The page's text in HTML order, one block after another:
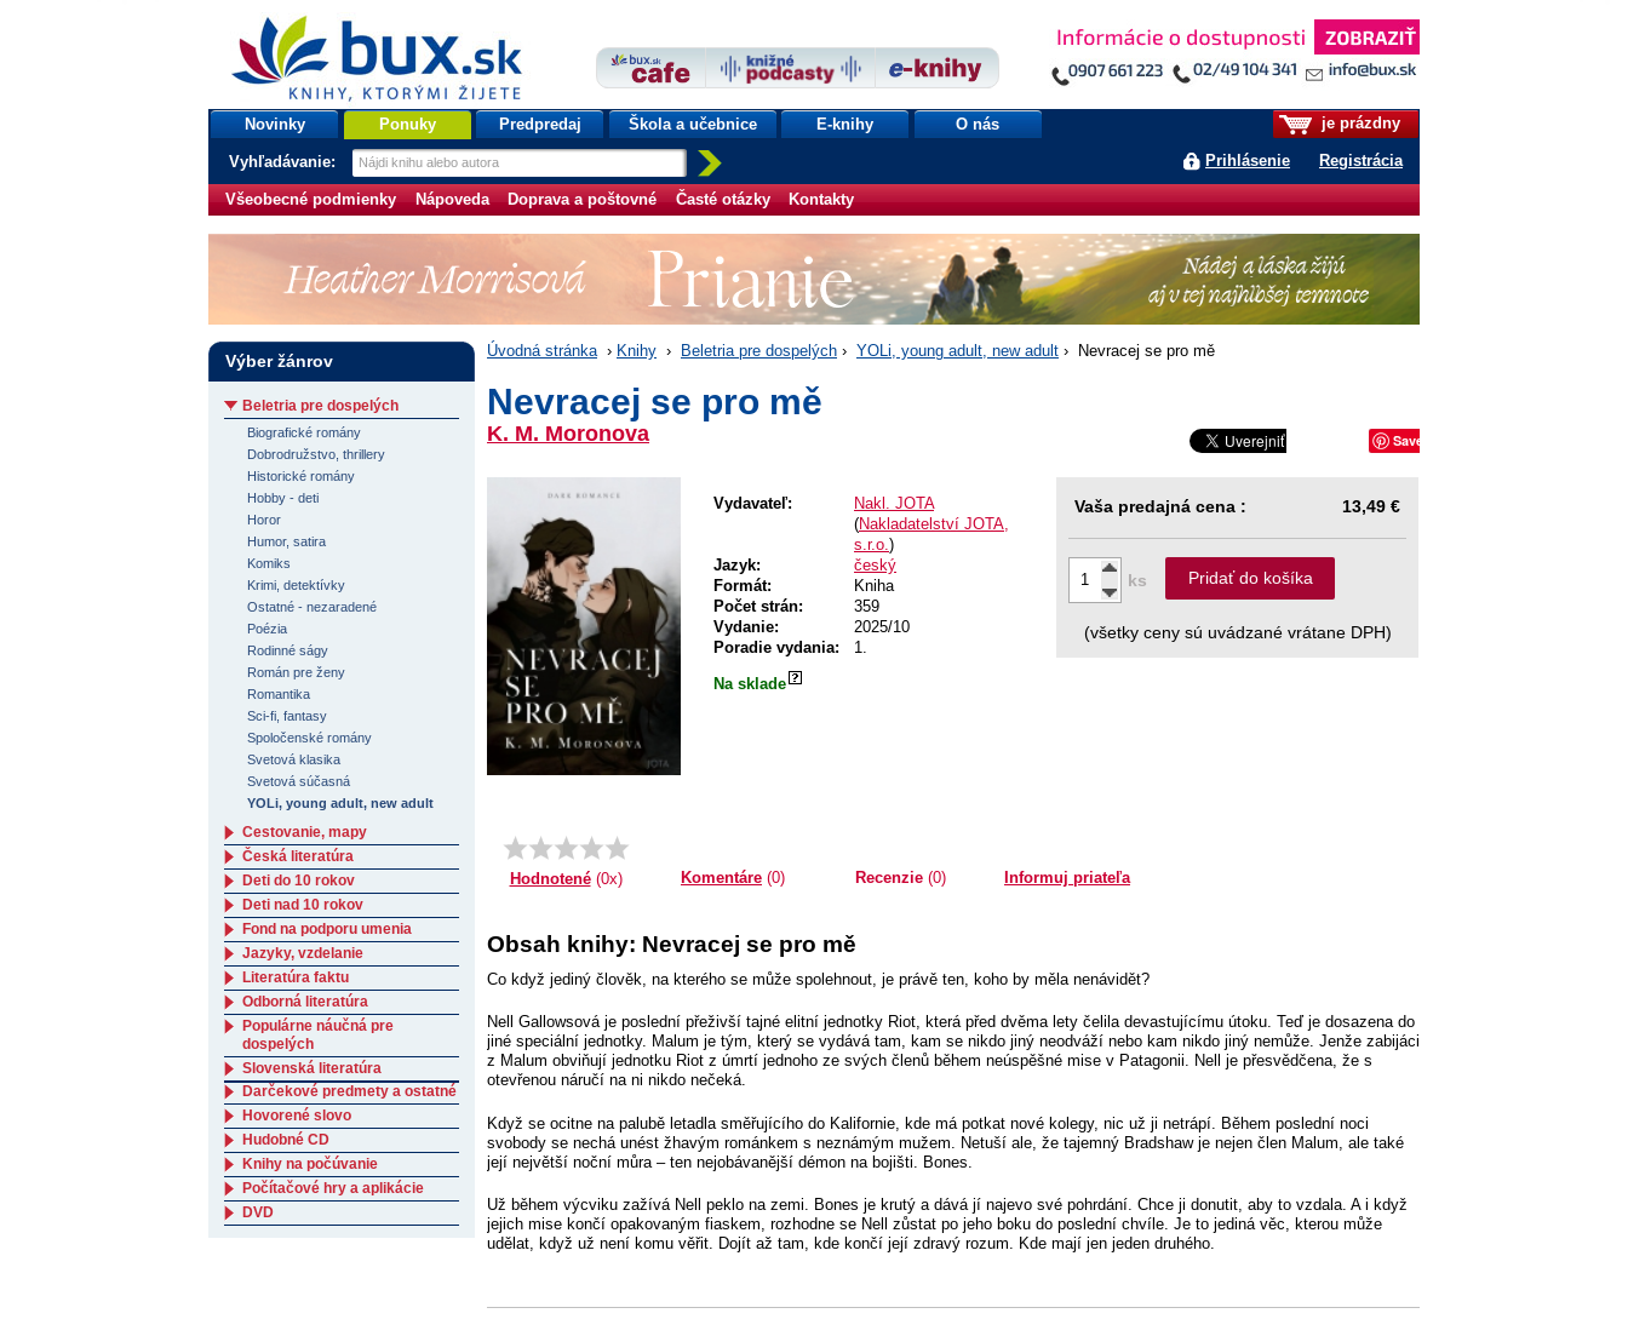
bux.sk
knihy, ktorými žijete
Úvodná stránka
je prázdny
Prihlásenie Registrácia
Novinky Ponuky Predpredaj Škola a učebnice E-knihy O nás
Vyhľadávanie:
Všeobecné podmienky Nápoveda Doprava a poštovné Časté otázky Kontakty
Úvodná stránka › Knihy › Beletria pre dospelých › YOLi, young adult, new adult › Nevracej se pro mě
Nevracej se pro mě
K. M. Moronova Save
Vydavateľ:
Nakl. JOTA
(Nakladatelství JOTA,
s.r.o.)
Jazyk:
český
Formát:
Kniha
Počet strán:
359
Vydanie:
2025/10
Poradie vydania:
1.
Na sklade
Vaša predajná cena : 13,49 €
ks Pridať do košíka
(všetky ceny sú uvádzané vrátane DPH)
Hodnotené(0x) Komentáre (0) Recenzie(0) Informuj priateľa
Obsah knihy: Nevracej se pro mě
Co když jediný člověk, na kterého se může spolehnout, je právě ten, koho by měla nenávidět?
Nell Gallowsová je poslední přeživší tajné elitní jednotky Riot, která před dvěma lety čelila devastujícímu útoku. Teď je dosazena do
jiné speciální jednotky. Malum je tým, který se vydává tam, kam se nikdo jiný neodváží nebo kam nikdo jiný nemůže. Jenže zabijáci
z Malum obviňují jednotku Riot z úmrtí jednoho ze svých členů během neúspěšné mise v Patagonii. Nell je přesvědčena, že s
otevřenou náručí na ni nikdo nečeká.
Když se ocitne na palubě letadla směřujícího do Kalifornie, kde má potkat nové kolegy, nic už ji netrápí. Během poslední noci
svobody se nechá unést žhavým románkem s neznámým mužem. Netuší ale, že tajemný Bradshaw je nejen člen Malum, ale také
její největší noční můra – ten nejobávanější démon na bojišti. Bones.
Už během výcviku zažívá Nell peklo na zemi. Bones je krutý a dává jí najevo své pohrdání. Chce ji donutit, aby to vzdala. A i když
jejich mise končí opakovaným fiaskem, rozhodne se Nell zůstat po jeho boku do poslední chvíle. Je to jediná věc, kterou může
udělat, když už není komu věřit. Dojít až tam, kde končí její zdravý rozum. Kde mají jen jeden druhého.
Výber žánrov
Beletria pre dospelých
Biografické romány
Dobrodružstvo, thrillery
Historické romány
Hobby - deti
Horor
Humor, satira
Komiks
Krimi, detektívky
Ostatné - nezaradené
Poézia
Rodinné ságy
Román pre ženy
Romantika
Sci-fi, fantasy
Spoločenské romány
Svetová klasika
Svetová súčasná
YOLi, young adult, new adult
Cestovanie, mapy
Česká literatúra
Deti do 10 rokov
Deti nad 10 rokov
Fond na podporu umenia
Jazyky, vzdelanie
Literatúra faktu
Odborná literatúra
Populárne náučná pre
dospelých
Slovenská literatúra
Darčekové predmety a ostatné
Hovorené slovo
Hudobné CD
Knihy na počúvanie
Počítačové hry a aplikácie
DVD